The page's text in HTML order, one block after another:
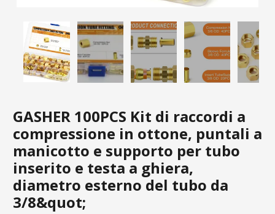
GASHER 100PCS Kit di raccordi a
compressione in ottone, puntali a
manicotto e supporto per tubo
inserito e testa a ghiera,
diametro esterno del tubo da
3/8&quot;